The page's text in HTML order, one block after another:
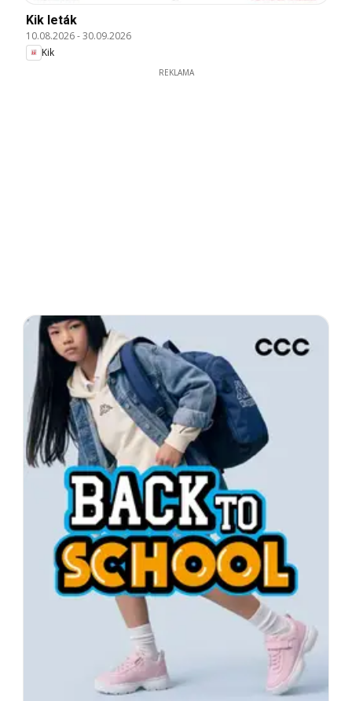
Kik leták
10.08.2026-30.09.2026
Kik
REKLAMA